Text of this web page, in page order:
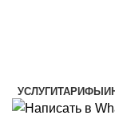
УСЛУГИТАРИФЫ